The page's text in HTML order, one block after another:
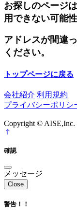
お探しのページ
用できない可能
アドレスが間違
ください。
トップページに戻る
会社紹介 利用規約
プライバシーポリシ
Copyright © AISE,Inc.
確認
メッセージ
Close
警告！！